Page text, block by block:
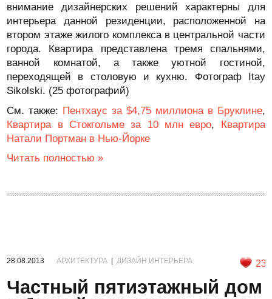
внимание дизайнерских решений характерны для
интерьера данной резиденции, расположенной на
втором этаже жилого комплекса в центральной части
города. Квартира представлена тремя спальнями,
ванной комнатой, а также уютной гостиной,
переходящей в столовую и кухню. Фотограф Itay
Sikolski. (25 фотографий)
См. также: Пентхаус за $4,75 миллиона в Бруклине,
Квартира в Стокгольме за 10 млн евро, Квартира
Натали Портман в Нью-Йорке
Читать полностью »
28.08.2013 АРХИТЕКТУРА |ДИЗАЙН ИНТЕРЬЕРА 23
Частный пятиэтажный дом